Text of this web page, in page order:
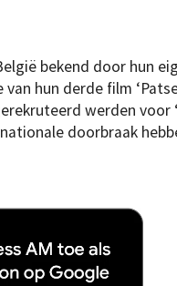
bekend door hun
hun derde film
werden voor
doorbraak